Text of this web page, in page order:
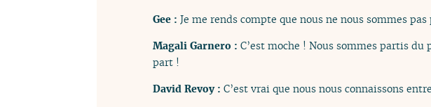
Gee : Je me rends compte que nous ne nous sommes pas
Magali Garnero : C’est moche ! Nous sommes partis
part !
David Revoy : C’est vrai que nous nous connaissons